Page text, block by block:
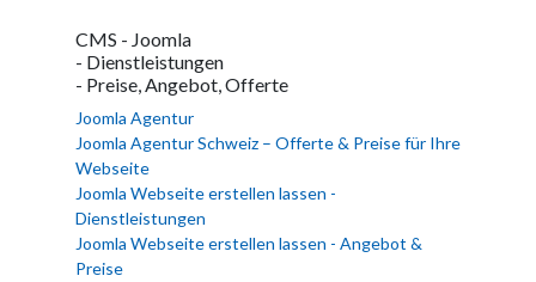
CMS - Joomla
- Dienstleistungen
- Preise, Angebot, Offerte
Joomla Agentur
Joomla Agentur Schweiz – Offerte & Preise für Ihre
Webseite
Joomla Webseite erstellen lassen -
Dienstleistungen
Joomla Webseite erstellen lassen - Angebot &
Preise